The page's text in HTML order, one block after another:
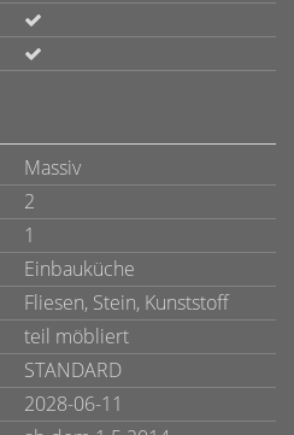
Massiv
2
1
Einbauküche
Fliesen, Stein, Kunststoff
teil möbliert
STANDARD
2028-06-11